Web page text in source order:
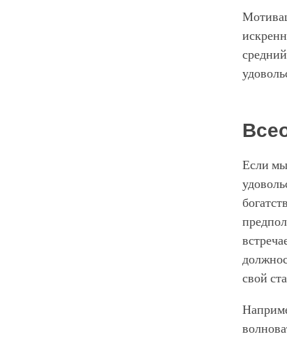
Если мы
свой